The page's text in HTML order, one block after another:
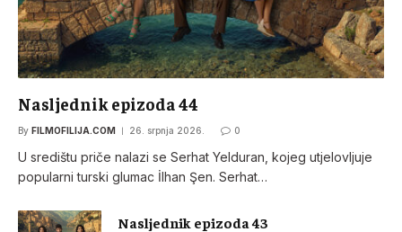
Nasljednik epizoda 44
By FILMOFILIJA.COM 26. srpnja 2026. 0
U središtu priče nalazi se Serhat Yelduran, kojeg utjelovljuje
popularni turski glumac İlhan Şen. Serhat…
Nasljednik epizoda 43